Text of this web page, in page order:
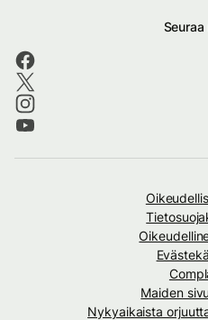
Seuraa
Maiden
Nykyaikaista